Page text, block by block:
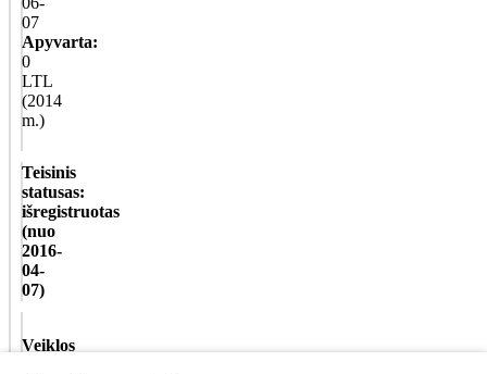
07
Apyvarta:
0
LTL
(2014
m.)
Teisinis
statusas:
išregistruotas
(nuo
2016-
04-
07)
Veiklos